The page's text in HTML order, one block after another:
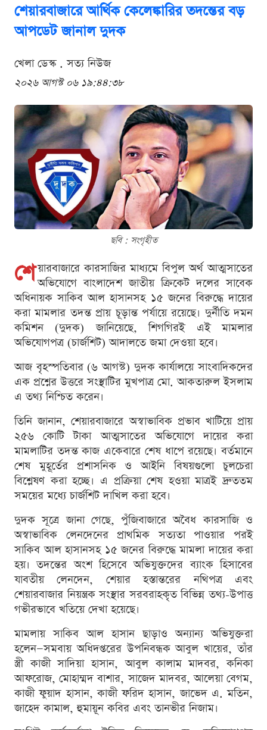
শেয়ারবাজারে আর্থিক কেলেঙ্কারির তদন্তের বড়
আপডেট জানাল দুদক
খেলা ডেস্ক . সত্য নিউজ
২০২৬ আগস্ট ০৬ ১৯:৪৪:৩৮
ছবি : সংগৃহীত
শে য়ারবাজারে কারসাজির মাধ্যমে বিপুল অর্থ আত্মসাতের
অভিযোগে বাংলাদেশ জাতীয় ক্রিকেট দলের সাবেক
অধিনায়ক সাকিব আল হাসানসহ ১৫ জনের বিরুদ্ধে দায়ের
করা মামলার তদন্ত প্রায় চূড়ান্ত পর্যায়ে রয়েছে। দুর্নীতি দমন
কমিশন (দুদক) জানিয়েছে, শিগগিরই এই মামলার
অভিযোগপত্র (চার্জশিট) আদালতে জমা দেওয়া হবে।
আজ বৃহস্পতিবার (৬ আগস্ট) দুদক কার্যালয়ে সাংবাদিকদের
এক প্রশ্নের উত্তরে সংস্থাটির মুখপাত্র মো. আকতারুল ইসলাম
এ তথ্য নিশ্চিত করেন।
তিনি জানান, শেয়ারবাজারে অস্বাভাবিক প্রভাব খাটিয়ে প্রায়
২৫৬ কোটি টাকা আত্মসাতের অভিযোগে দায়ের করা
মামলাটির তদন্ত কাজ একেবারে শেষ ধাপে রয়েছে। বর্তমানে
শেষ মুহূর্তের প্রশাসনিক ও আইনি বিষয়গুলো চুলচেরা
বিশ্লেষণ করা হচ্ছে। এ প্রক্রিয়া শেষ হওয়া মাত্রই দ্রুততম
সময়ের মধ্যে চার্জশিট দাখিল করা হবে।
দুদক সূত্রে জানা গেছে, পুঁজিবাজারে অবৈধ কারসাজি ও
অস্বাভাবিক লেনদেনের প্রাথমিক সত্যতা পাওয়ার পরই
সাকিব আল হাসানসহ ১৫ জনের বিরুদ্ধে মামলা দায়ের করা
হয়। তদন্তের অংশ হিসেবে অভিযুক্তদের ব্যাংক হিসাবের
যাবতীয় লেনদেন, শেয়ার হস্তান্তরের নথিপত্র এবং
শেয়ারবাজার নিয়ন্ত্রক সংস্থার সরবরাহকৃত বিভিন্ন তথ্য-উপাত্ত
গভীরভাবে খতিয়ে দেখা হয়েছে।
মামলায় সাকিব আল হাসান ছাড়াও অন্যান্য অভিযুক্তরা
হলেন—সমবায় অধিদপ্তরের উপনিবন্ধক আবুল খায়ের, তাঁর
স্ত্রী কাজী সাদিয়া হাসান, আবুল কালাম মাদবর, কনিকা
আফরোজ, মোহাম্মদ বাশার, সাজেদ মাদবর, আলেয়া বেগম,
কাজী ফুয়াদ হাসান, কাজী ফরিদ হাসান, জাভেদ এ. মতিন,
জাহেদ কামাল, হুমায়ূন কবির এবং তানভীর নিজাম।